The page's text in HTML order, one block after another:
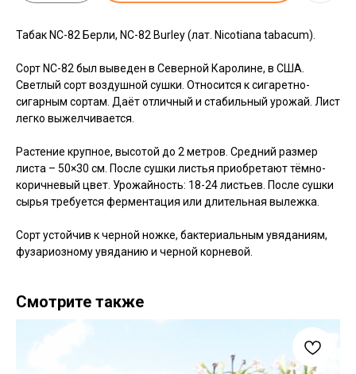
Табак NC-82 Берли, NC-82 Burley (лат. Nicotiana tabacum).
Сорт NC-82 был выведен в Северной Каролине, в США.
Светлый сорт воздушной сушки. Относится к сигаретно-
сигарным сортам. Даёт отличный и стабильный урожай. Лист
легко выжелчивается.
Растение крупное, высотой до 2 метров. Средний размер
листа – 50×30 см. После сушки листья приобретают тёмно-
коричневый цвет. Урожайность: 18-24 листьев. После сушки
сырья требуется ферментация или длительная вылежка.
Сорт устойчив к черной ножке, бактериальным увяданиям,
фузариозному увяданию и черной корневой.
Смотрите также